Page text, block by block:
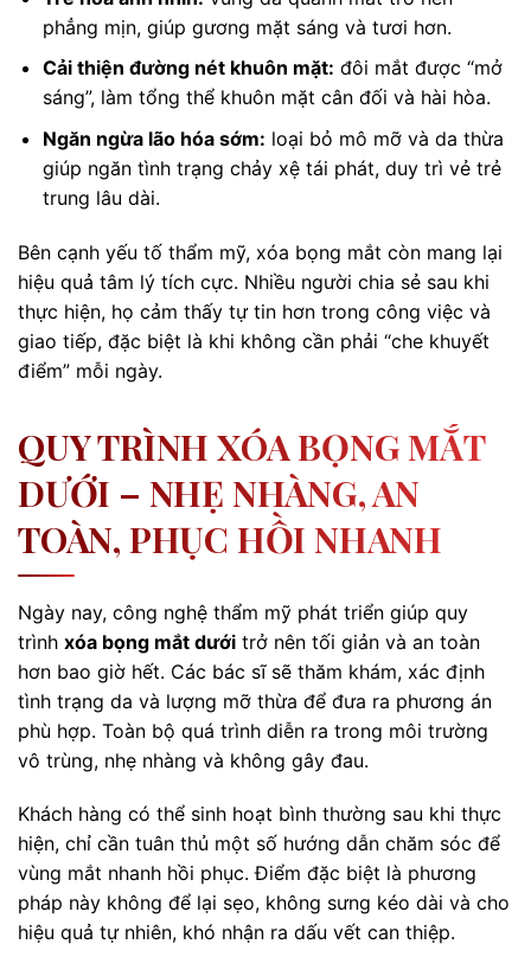
phẳng mịn, giúp gương mặt sáng và tươi hơn.
Cải thiện đường nét khuôn mặt: đôi mắt được “mở
sáng”, làm tổng thể khuôn mặt cân đối và hài hòa.
Ngăn ngừa lão hóa sớm: loại bỏ mô mỡ và da thừa
giúp ngăn tình trạng chảy xệ tái phát, duy trì vẻ trẻ
trung lâu dài.
Bên cạnh yếu tố thẩm mỹ, xóa bọng mắt còn mang lại
hiệu quả tâm lý tích cực. Nhiều người chia sẻ sau khi
thực hiện, họ cảm thấy tự tin hơn trong công việc và
giao tiếp, đặc biệt là khi không cần phải “che khuyết
điểm” mỗi ngày.
QUY TRÌNH XÓA BỌNG MẮT
DƯỚI – NHẸ NHÀNG, AN
TOÀN, PHỤC HỒI NHANH
Ngày nay, công nghệ thẩm mỹ phát triển giúp quy
trình xóa bọng mắt dưới trở nên tối giản và an toàn
hơn bao giờ hết. Các bác sĩ sẽ thăm khám, xác định
tình trạng da và lượng mỡ thừa để đưa ra phương án
phù hợp. Toàn bộ quá trình diễn ra trong môi trường
vô trùng, nhẹ nhàng và không gây đau.
Khách hàng có thể sinh hoạt bình thường sau khi thực
hiện, chỉ cần tuân thủ một số hướng dẫn chăm sóc để
vùng mắt nhanh hồi phục. Điểm đặc biệt là phương
pháp này không để lại sẹo, không sưng kéo dài và cho
hiệu quả tự nhiên, khó nhận ra dấu vết can thiệp.